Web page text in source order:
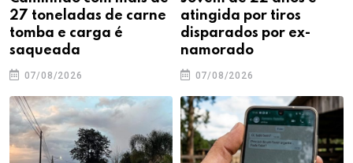
27 toneladas de carne
tomba e carga é
saqueada
07/08/2026
atingida por tiros
disparados por ex-
namorado
07/08/2026